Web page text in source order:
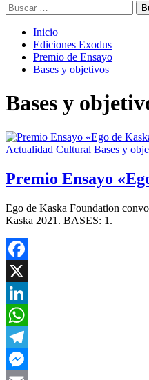
Buscar:
Inicio
Ediciones Exodus
Premio de Ensayo
Bases y objetivos
Bases y
Actualidad Cultural Bases y
Premio Ensayo
Ego de Kaska Foundation
Kaska 2021. BASES: 1.
Facebook
X
LinkedIn
WhatsApp
Telegram